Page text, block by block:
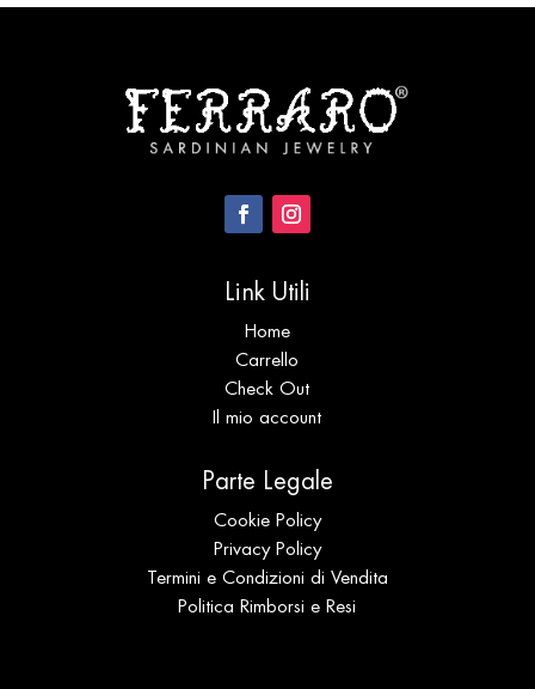
Link Utili
Home
Carrello
Check Out
Il mio account
Parte Legale
Cookie Policy
Privacy Policy
Termini e Condizioni di Vendita
Politica Rimborsi e Resi